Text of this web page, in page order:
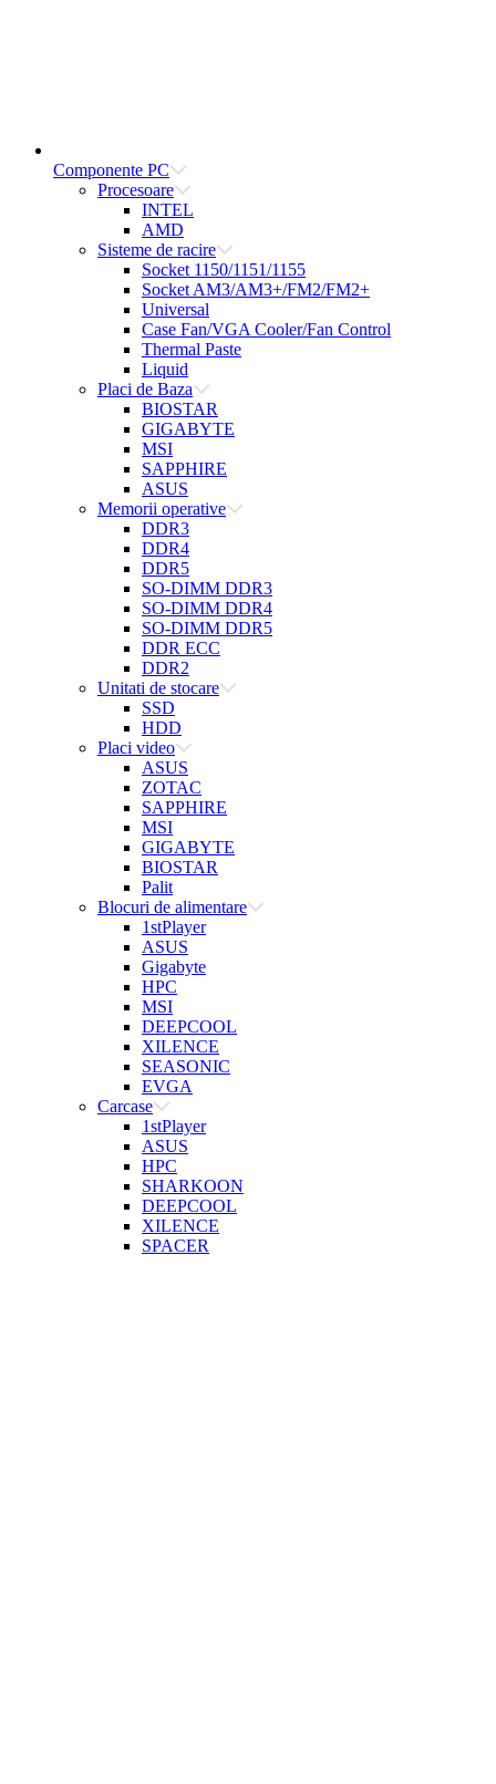
Componente PC
Procesoare
INTEL
AMD
Sisteme de racire
Socket 1150/1151/1155
Socket AM3/AM3+/FM2/FM2+
Universal
Case Fan/VGA Cooler/Fan Control
Thermal Paste
Liquid
Placi de Baza
BIOSTAR
GIGABYTE
MSI
SAPPHIRE
ASUS
Memorii operative
DDR3
DDR4
DDR5
SO-DIMM DDR3
SO-DIMM DDR4
SO-DIMM DDR5
DDR ECC
DDR2
Unitati de stocare
SSD
HDD
Placi video
ASUS
ZOTAC
SAPPHIRE
MSI
GIGABYTE
BIOSTAR
Palit
Blocuri de alimentare
1stPlayer
ASUS
Gigabyte
HPC
MSI
DEEPCOOL
XILENCE
SEASONIC
EVGA
Carcase
1stPlayer
ASUS
HPC
SHARKOON
DEEPCOOL
XILENCE
SPACER